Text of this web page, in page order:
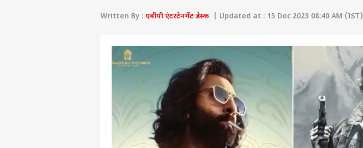
Written By : एबीपी एंटरटेनमेंट डेस्क | Updated at : 15 Dec 2023 08:40 AM (IST)